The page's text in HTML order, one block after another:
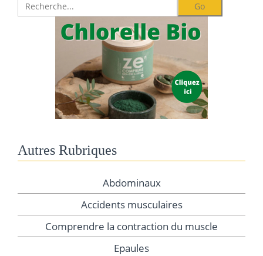
Autres Rubriques
Abdominaux
Accidents musculaires
Comprendre la contraction du muscle
Epaules